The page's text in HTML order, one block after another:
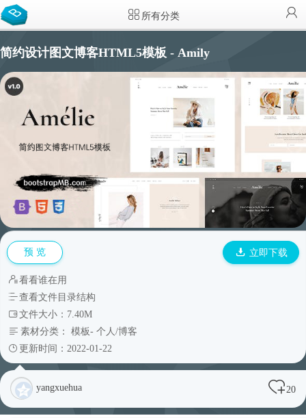
所有分类
简约设计图文博客HTML5模板 - Amily
预 览 立即下载
看看谁在用
查看文件目录结构
文件大小：7.40M
素材分类： 模板- 个人/博客
更新时间：2022-01-22
yangxuehua 20